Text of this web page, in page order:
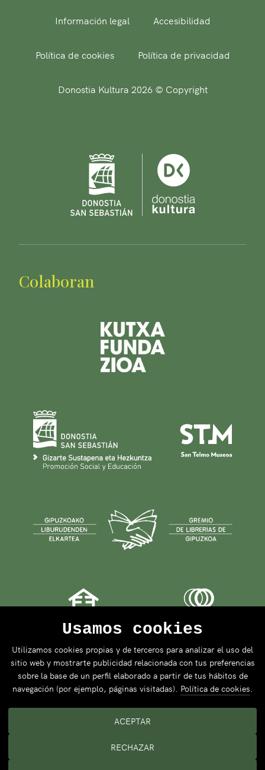
Información legal Accesibilidad
Política de cookies Política de privacidad
Donostia Kultura 2026 © Copyright
Colaboran
Usamos cookies
Utilizamos cookies propias y de terceros para analizar el uso del
sitio web y mostrarte publicidad relacionada con tus preferencias
sobre la base de un perfil elaborado a partir de tus hábitos de
navegación (por ejemplo, páginas visitadas). Política de cookies.
RECHAZAR
ACEPTAR